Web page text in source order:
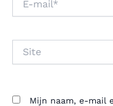
mail*
Mijn naam, e-mail